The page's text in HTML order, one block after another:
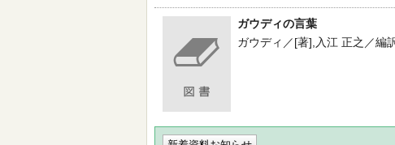
ガウディの言葉
ガウディ／[著],入江 正之／編